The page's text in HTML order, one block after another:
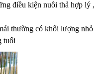
điều kiện nuôi thả hợp lý ,
thường có khối lượng nhỏ
tuổi